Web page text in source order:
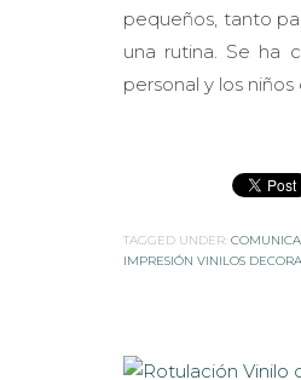
pequeños, tanto
una rutina. Se ha
personal y los
TAGGED UNDER:
IMPRESIÓN VINILOS